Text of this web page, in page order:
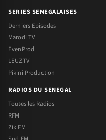
SERIES SENEGALAISES
Derniers Episodes
Marodi TV
EvenProd
LEUZTV
Pikini Production
RADIOS DU SENEGAL
Toutes les Radios
RFM
Zik FM